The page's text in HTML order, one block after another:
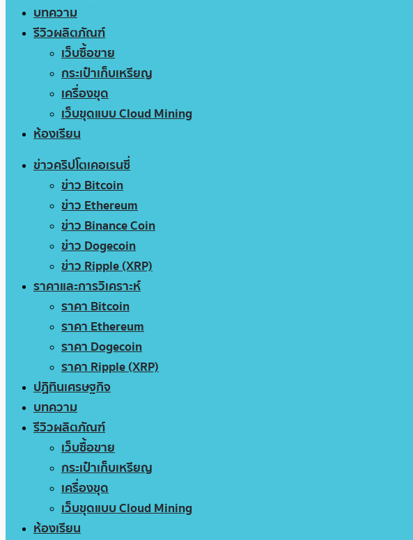
บทความ
รีวิวผลิตภัณฑ์
เว็บซื้อขาย
กระเป๋าเก็บเหรียญ
เครื่องขุด
เว็บขุดแบบ Cloud Mining
ห้องเรียน
ข่าวคริปโตเคอเรนซี่
ข่าว Bitcoin
ข่าว Ethereum
ข่าว Binance Coin
ข่าว Dogecoin
ข่าว Ripple (XRP)
ราคาและการวิเคราะห์
ราคา Bitcoin
ราคา Ethereum
ราคา Dogecoin
ราคา Ripple (XRP)
ปฏิทินเศรษฐกิจ
บทความ
รีวิวผลิตภัณฑ์
เว็บซื้อขาย
กระเป๋าเก็บเหรียญ
เครื่องขุด
เว็บขุดแบบ Cloud Mining
ห้องเรียน